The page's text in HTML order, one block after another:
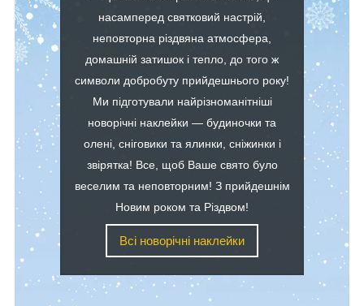
насамперед святковий настрій,
неповторна різдвяна атмосфера,
домашній затишок і тепло, до того ж
символи добробуту прийдешнього року!
Ми підготували найрізноманітніші
новорічні наклейки — будиночки та
олені, сніговики та ялинки, сніжинки і
звірятка! Все, щоб Ваше свято було
веселим та неповторним! З прийдешнім
Новим роком та Різдвом!
Всі новорічні наклейки